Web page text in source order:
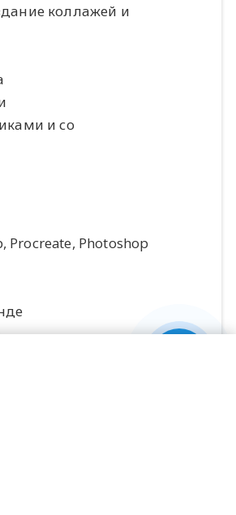
коллажей и
и со
Procreate, Photoshop
презентации